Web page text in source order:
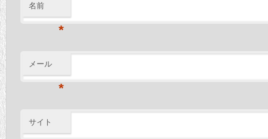
名前
*
メール
*
サイト